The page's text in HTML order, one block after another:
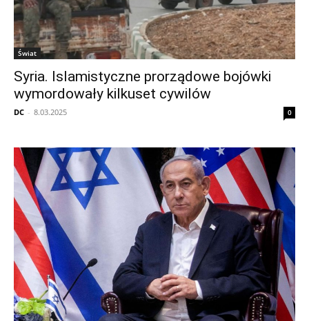
Świat
Syria. Islamistyczne prorządowe bojówki
wymordowały kilkuset cywilów
DC - 8.03.2025 0